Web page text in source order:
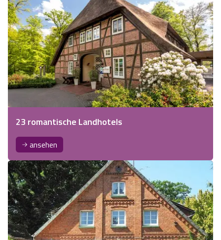
23 romantische Landhotels
ansehen